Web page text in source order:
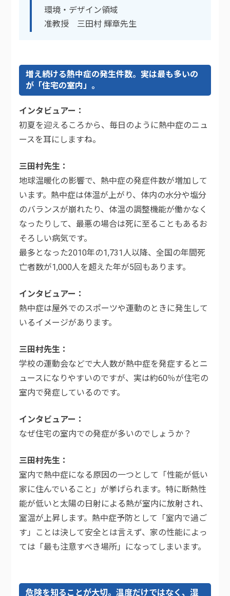
環境・デザイン領域
准教授 三田村 輝章先生
増え続ける熱中症の発生件数。実は最も多いの
が「住宅の室内」。
インタビュアー
初夏を迎えるころから、毎日のように熱中症のニュ
ースを耳にしますね。
三田村先生
地球温暖化の影響で、熱中症の発症件数が増加して
います。熱中症は体温が上がり、体内の水分や塩分
のバランスが崩れたり、体温の調整機能が働かなく
なったりして、最悪の場合は死に至ることもあるお
そろしい病気です。
最多となった2010年の1,731人以降、全国の年間死
亡者数が1,000人を超えた年が5回もあります。
インタビュアー
熱中症は屋外でのスポーツや運動のときに発生して
いるイメージがあります。
三田村先生
学校の運動会などで大人数が熱中症を発症するとニ
ュースになりやすいのですが、実は約60％が住宅の
室内で発症しているのです。
インタビュアー
なぜ住宅の室内での発症が多いのでしょうか？
三田村先生
室内で熱中症になる原因の一つとして「性能が低い
家に住んでいること」が挙げられます。特に断熱性
能が低いと太陽の日射による熱が室内に放射され、
室温が上昇します。熱中症予防として「室内で過ご
す」ことは決して安全とは言えず、家の性能によっ
ては「最も注意すべき場所」になってしまいます。
危険を知ることが大切。温度だけではなく、湿